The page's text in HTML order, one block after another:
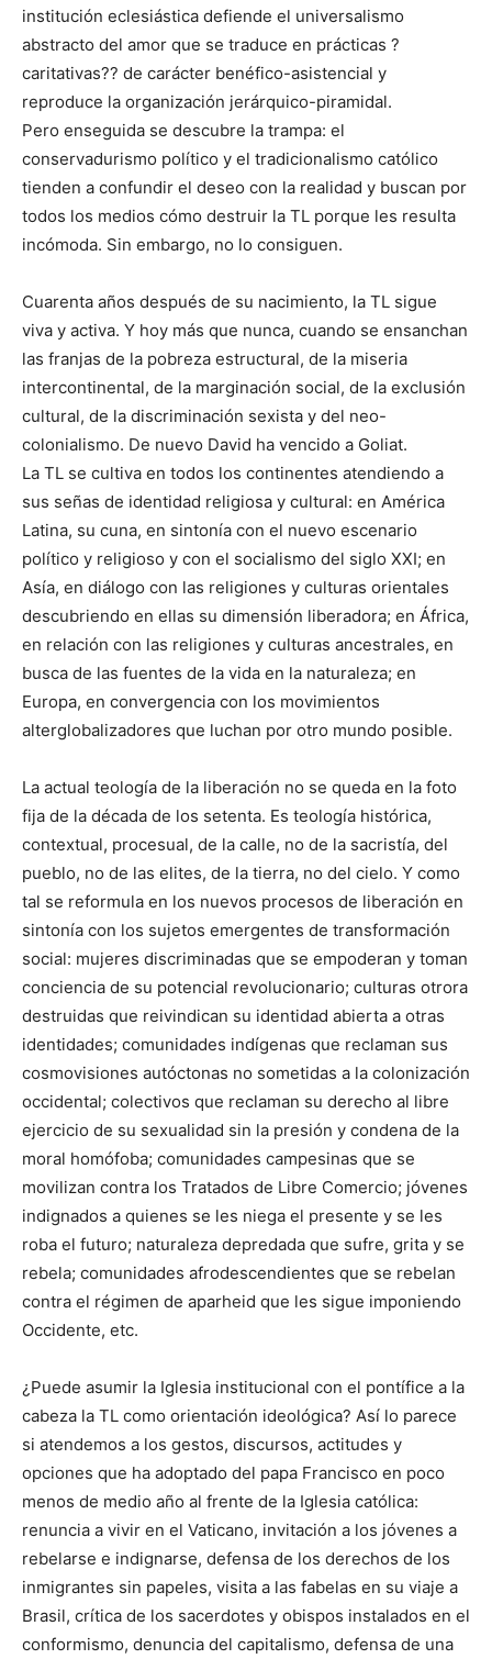
institución eclesiástica defiende el universalismo
abstracto del amor que se traduce en prácticas ?
caritativas?? de carácter benéfico-asistencial y
reproduce la organización jerárquico-piramidal.
Pero enseguida se descubre la trampa: el
conservadurismo político y el tradicionalismo católico
tienden a confundir el deseo con la realidad y buscan por
todos los medios cómo destruir la TL porque les resulta
incómoda. Sin embargo, no lo consiguen.
Cuarenta años después de su nacimiento, la TL sigue
viva y activa. Y hoy más que nunca, cuando se ensanchan
las franjas de la pobreza estructural, de la miseria
intercontinental, de la marginación social, de la exclusión
cultural, de la discriminación sexista y del neo-
colonialismo. De nuevo David ha vencido a Goliat.
La TL se cultiva en todos los continentes atendiendo a
sus señas de identidad religiosa y cultural: en América
Latina, su cuna, en sintonía con el nuevo escenario
político y religioso y con el socialismo del siglo XXI; en
Asía, en diálogo con las religiones y culturas orientales
descubriendo en ellas su dimensión liberadora; en África,
en relación con las religiones y culturas ancestrales, en
busca de las fuentes de la vida en la naturaleza; en
Europa, en convergencia con los movimientos
alterglobalizadores que luchan por otro mundo posible.
La actual teología de la liberación no se queda en la foto
fija de la década de los setenta. Es teología histórica,
contextual, procesual, de la calle, no de la sacristía, del
pueblo, no de las elites, de la tierra, no del cielo. Y como
tal se reformula en los nuevos procesos de liberación en
sintonía con los sujetos emergentes de transformación
social: mujeres discriminadas que se empoderan y toman
conciencia de su potencial revolucionario; culturas otrora
destruidas que reivindican su identidad abierta a otras
identidades; comunidades indígenas que reclaman sus
cosmovisiones autóctonas no sometidas a la colonización
occidental; colectivos que reclaman su derecho al libre
ejercicio de su sexualidad sin la presión y condena de la
moral homófoba; comunidades campesinas que se
movilizan contra los Tratados de Libre Comercio; jóvenes
indignados a quienes se les niega el presente y se les
roba el futuro; naturaleza depredada que sufre, grita y se
rebela; comunidades afrodescendientes que se rebelan
contra el régimen de aparheid que les sigue imponiendo
Occidente, etc.
¿Puede asumir la Iglesia institucional con el pontífice a la
cabeza la TL como orientación ideológica? Así lo parece
si atendemos a los gestos, discursos, actitudes y
opciones que ha adoptado del papa Francisco en poco
menos de medio año al frente de la Iglesia católica:
renuncia a vivir en el Vaticano, invitación a los jóvenes a
rebelarse e indignarse, defensa de los derechos de los
inmigrantes sin papeles, visita a las fabelas en su viaje a
Brasil, crítica de los sacerdotes y obispos instalados en el
conformismo, denuncia del capitalismo, defensa de una